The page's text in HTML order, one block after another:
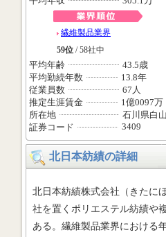
繊維製品業界
59位 / 58社中
平均年齢
43.5歳
平均勤続年数
13.8年
従業員数
67人
推定生涯賃金
1億0097万
所在地
石川県白
証券コード
3409
北日本紡績の詳細
北日本紡績株式会社（きたに
社を置くポリエステル紡績や
ある。繊維製品業界における